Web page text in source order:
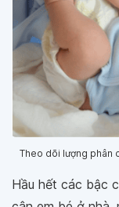
Theo dõi lượng phân
Hầu hết các bậc